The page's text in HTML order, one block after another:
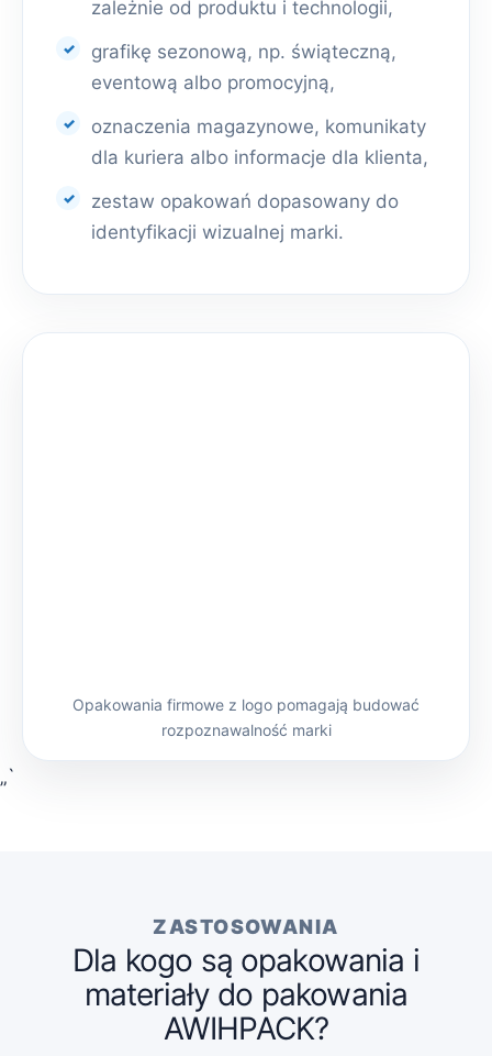
zależnie od produktu i technologii,
grafikę sezonową, np. świąteczną,
eventową albo promocyjną,
oznaczenia magazynowe, komunikaty
dla kuriera albo informacje dla klienta,
zestaw opakowań dopasowany do
identyfikacji wizualnej marki.
Opakowania firmowe z logo pomagają budować
rozpoznawalność marki
„`
ZASTOSOWANIA
Dla kogo są opakowania i
materiały do pakowania
AWIHPACK?